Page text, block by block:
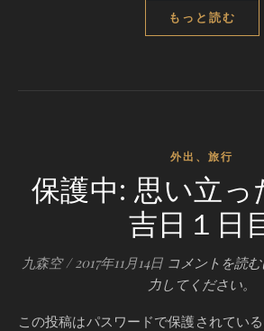
もっと読む
外出、旅行
保護中: 思い立っ
吉日１日
九森空 / 2017年11月14日 コメントを読
力してください。
この投稿はパスワードで保護されているため抜粋文はありま